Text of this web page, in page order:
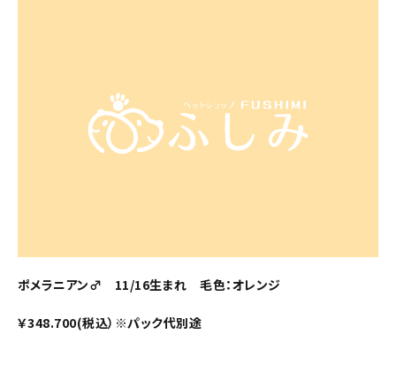
ポメラニアン♂ 11/16生まれ 毛色：オレンジ
￥348.700(税込）※パック代別途